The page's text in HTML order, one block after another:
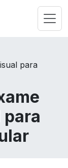
para